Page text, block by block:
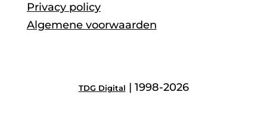
Privacy policy
Algemene voorwaarden
TDG Digital | 1998-2026